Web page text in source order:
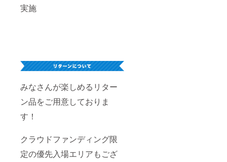
実施
みなさんが楽しめるリター
ン品をご用意しておりま
す！
クラウドファンディング限
定の優先入場エリアもござ